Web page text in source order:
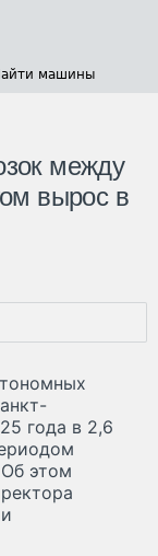
машины
между
вырос в
года в 2,6
этом